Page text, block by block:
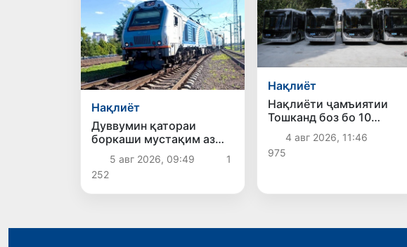
Нақлиёт
Дуввумин қатораи
боркаши мустақим аз
Беларус ба Ӯзбекистон
фиристода шуд
5 авг 2026, 09:49
1
252
Нақлиёт
Нақлиёти ҷамъиятии
Тошканд боз бо 10
электробуси замонавӣ
пурра шуд
4 авг 2026, 11:46
975